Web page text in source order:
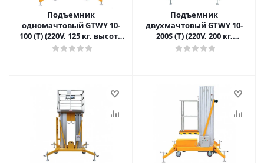
Подъемник
одномачтовый GTWY 10-
100 (T) (220V, 125 кг, высота
подъема 10 м) SMART в
Подъемник
двухмачтовый GTWY 10-
200S (T) (220V, 200 кг,
высота подъема 10 м)